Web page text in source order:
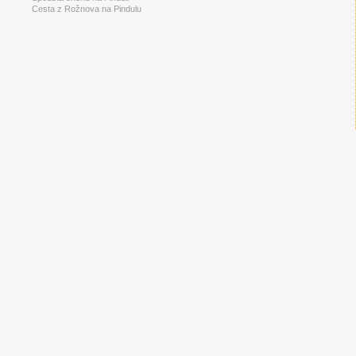
Cesta z Rožnova na Pindulu